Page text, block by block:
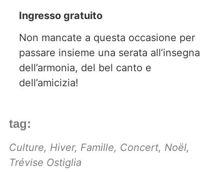
Ingresso gratuito
Non mancate a questa occasione per
passare insieme una serata all’insegna
dell’armonia, del bel canto e
dell’amicizia!
tag:
Culture, Hiver, Famille, Concert, Noël,
Trévise Ostiglia